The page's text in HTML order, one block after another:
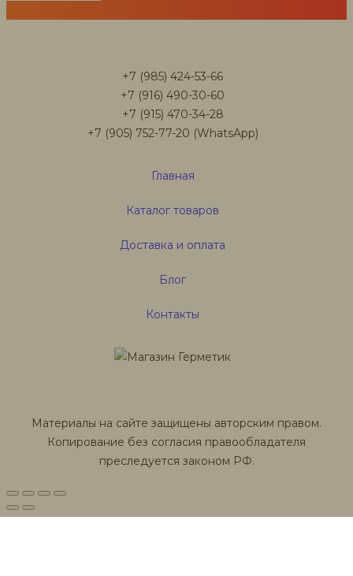
+7 (985) 424-53-66
+7 (916) 490-30-60
+7 (915) 470-34-28
+7 (905) 752-77-20 (WhatsApp)
Главная
Каталог товаров
Доставка и оплата
Блог
Контакты
Материалы на сайте защищены авторским правом.
Копирование без согласия правообладателя
преследуется законом РФ.